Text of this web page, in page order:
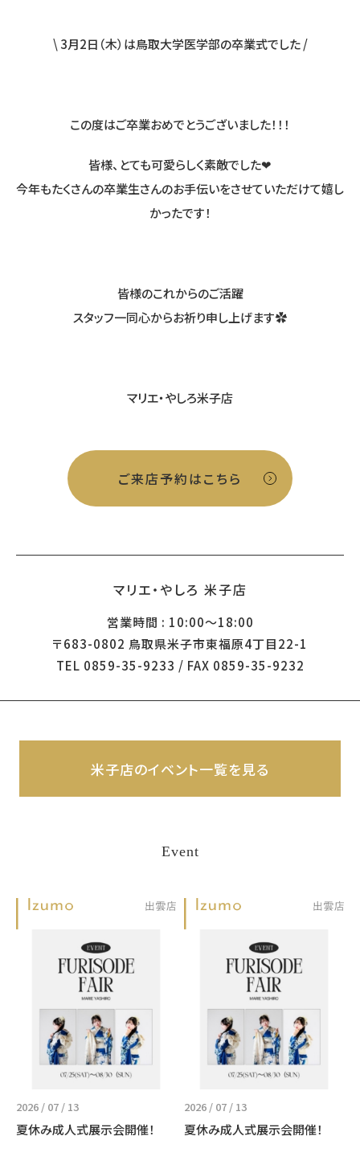
\ 3月2日（木）は鳥取大学医学部の卒業式でした /
この度はご卒業おめでとうございました！！！
皆様、とても可愛らしく素敵でした❤
今年もたくさんの卒業生さんのお手伝いをさせていただけて嬉し
かったです！
皆様のこれからのご活躍
スタッフ一同心からお祈り申し上げます✿
マリエ・やしろ米子店
ご来店予約はこちら
マリエ・やしろ 米子店
営業時間 : 10:00～18:00
〒683-0802 鳥取県米子市東福原4丁目22-1
TEL 0859-35-9233 / FAX 0859-35-9232
米子店のイベント一覧を見る
Event
2026 / 07 / 13
夏休み成人式展示会開催！
2026 / 07 / 13
夏休み成人式展示会開催！